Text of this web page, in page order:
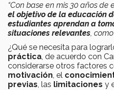
“Con base en mis 30 años de
el objetivo de la educación
estudiantes aprendan a
situaciones relevantes,
¿Qué se necesita para
práctica, de acuerdo con
considerarse otros factores
motivación, el
previas, las limitaciones y